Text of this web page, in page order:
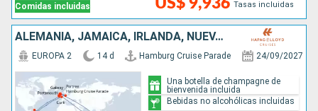
Comidas incluidas US$ 9,936 Tasas incluidas
ALEMANIA, JAMAICA, IRLANDA, NUEVA ZELANDA, REINO UNIDO
EUROPA 2 14 d Hamburg Cruise Parade 24/09/2027
Una botella de champagne de
bienvenida incluida
Bebidas no alcohólicas incluidas